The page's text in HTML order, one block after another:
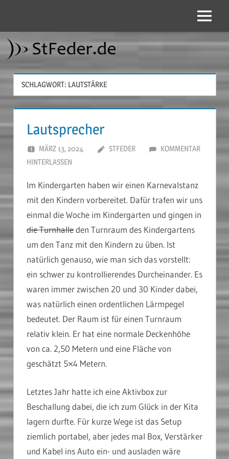
springen
Menü
SCHLAGWORT: LAUTSTÄRKE
Lautsprecher
MÄRZ 13, 2024 STFEDER
KOMMENTAR
HINTERLASSEN
Im Kindergarten haben wir einen Karnevalstanz
mit den Kindern vorbereitet. Dafür trafen wir uns
einmal die Woche im Kindergarten und gingen in
die Turnhalleden Turnraum des Kindergartens
um den Tanz mit den Kindern zu üben. Ist
natürlich genauso, wie man sich das vorstellt:
ein schwer zu kontrollierendes Durcheinander. Es
waren immer zwischen 20 und 30 Kinder dabei,
was natürlich einen ordentlichen Lärmpegel
bedeutet. Der Raum ist für einen Turnraum
relativ klein. Er hat eine normale Deckenhöhe
von ca. 2,50 Metern und eine Fläche von
geschätzt 5×4 Metern.
Letztes Jahr hatte ich eine Aktivbox zur
Beschallung dabei, die ich zum Glück in der Kita
lagern durfte. Für kurze Wege ist das Setup
ziemlich portabel, aber jedes mal Box, Verstärker
und Kabel ins Auto ein- und ausladen wäre